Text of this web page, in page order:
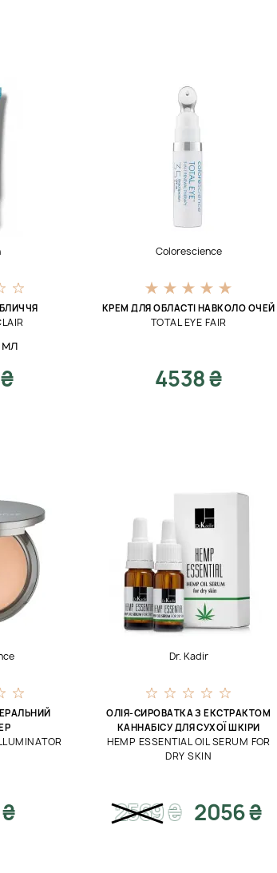
Colorescience
КРЕМ ДЛЯ ОБЛАСТІ НАВКОЛО ОЧЕЙ
TOTAL EYE FAIR
4538 ₴
Dr. Kadir
ОЛІЯ-СИРОВАТКА З ЕКСТРАКТОМ
КАННАБІСУ ДЛЯ СУХОЇ ШКІРИ
HEMP ESSENTIAL OIL SERUM FOR
DRY SKIN
2569₴ 2056 ₴